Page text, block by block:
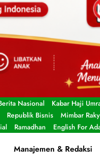
Nasional
Kabar Haji
Republik Bisnis
Mimbar
Ramadhan English For
Manajemen & Redaksi